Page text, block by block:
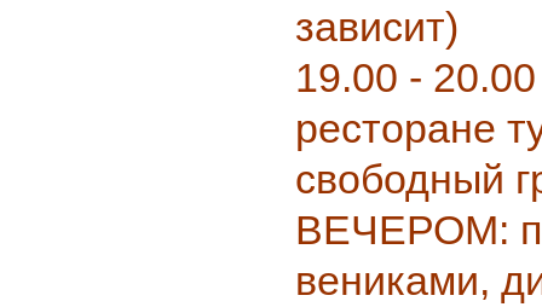
зависит)
19.00 -
ресторане
свободный
ВЕЧЕРОМ:
вениками,